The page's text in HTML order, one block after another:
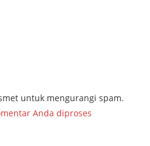
untuk mengurangi spam.
Anda diproses